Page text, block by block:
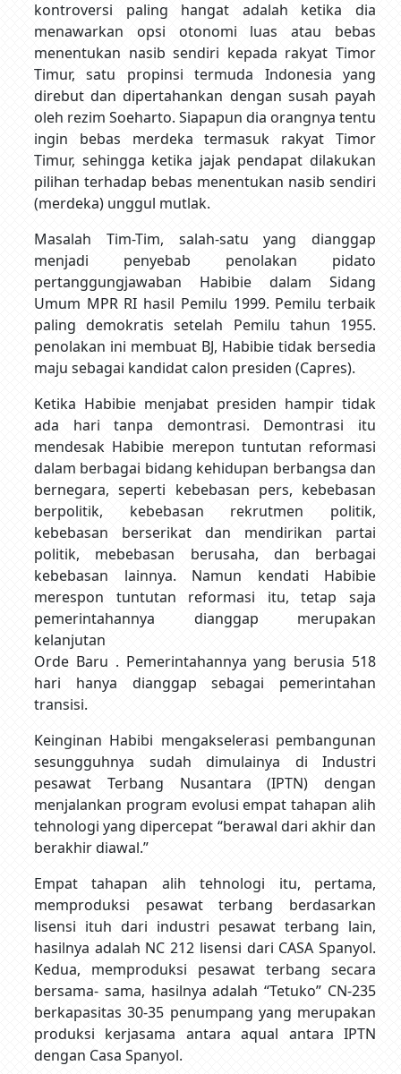
kontroversi paling hangat adalah ketika dia
menawarkan opsi otonomi luas atau bebas
menentukan nasib sendiri kepada rakyat Timor
Timur, satu propinsi termuda Indonesia yang
direbut dan dipertahankan dengan susah payah
oleh rezim Soeharto. Siapapun dia orangnya tentu
ingin bebas merdeka termasuk rakyat Timor
Timur, sehingga ketika jajak pendapat dilakukan
pilihan terhadap bebas menentukan nasib sendiri
(merdeka) unggul mutlak.
Masalah Tim-Tim, salah-satu yang dianggap
menjadi penyebab penolakan pidato
pertanggungjawaban Habibie dalam Sidang
Umum MPR RI hasil Pemilu 1999. Pemilu terbaik
paling demokratis setelah Pemilu tahun 1955.
penolakan ini membuat BJ, Habibie tidak bersedia
maju sebagai kandidat calon presiden (Capres).
Ketika Habibie menjabat presiden hampir tidak
ada hari tanpa demontrasi. Demontrasi itu
mendesak Habibie merepon tuntutan reformasi
dalam berbagai bidang kehidupan berbangsa dan
bernegara, seperti kebebasan pers, kebebasan
berpolitik, kebebasan rekrutmen politik,
kebebasan berserikat dan mendirikan partai
politik, mebebasan berusaha, dan berbagai
kebebasan lainnya. Namun kendati Habibie
merespon tuntutan reformasi itu, tetap saja
pemerintahannya dianggap merupakan
kelanjutan
Orde Baru . Pemerintahannya yang berusia 518
hari hanya dianggap sebagai pemerintahan
transisi.
Keinginan Habibi mengakselerasi pembangunan
sesungguhnya sudah dimulainya di Industri
pesawat Terbang Nusantara (IPTN) dengan
menjalankan program evolusi empat tahapan alih
tehnologi yang dipercepat “berawal dari akhir dan
berakhir diawal.”
Empat tahapan alih tehnologi itu, pertama,
memproduksi pesawat terbang berdasarkan
lisensi ituh dari industri pesawat terbang lain,
hasilnya adalah NC 212 lisensi dari CASA Spanyol.
Kedua, memproduksi pesawat terbang secara
bersama- sama, hasilnya adalah “Tetuko” CN-235
berkapasitas 30-35 penumpang yang merupakan
produksi kerjasama antara aqual antara IPTN
dengan Casa Spanyol.